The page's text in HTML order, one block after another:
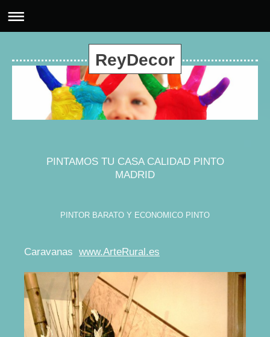
ReyDecor
PINTAMOS TU CASA CALIDAD PINTO
MADRID
PINTOR BARATO Y ECONOMICO PINTO
Caravanaswww.ArteRural.es